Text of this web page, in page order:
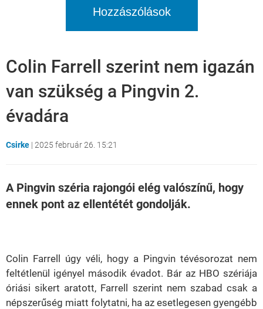
Hozzászólások
Colin Farrell szerint nem igazán
van szükség a Pingvin 2.
évadára
Csirke | 2025 február 26. 15:21
A Pingvin széria rajongói elég valószínű, hogy
ennek pont az ellentétét gondolják.
Colin Farrell úgy véli, hogy a Pingvin tévésorozat nem
feltétlenül igényel második évadot. Bár az HBO szériája
óriási sikert aratott, Farrell szerint nem szabad csak a
népszerűség miatt folytatni, ha az esetlegesen gyengébb